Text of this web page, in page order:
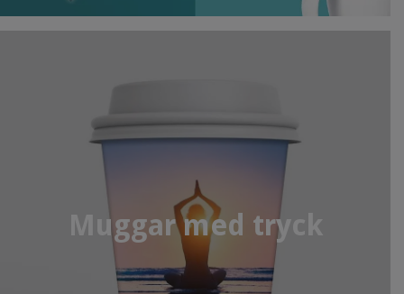
Muggar med tryck